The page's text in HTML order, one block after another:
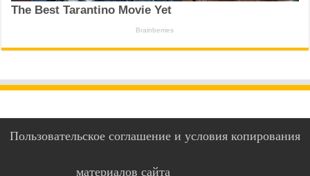
Пользовательское соглашение и условия копирования
материалов сайта